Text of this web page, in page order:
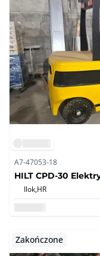
A7-47053-18
HILT CPD-30
Ilok,HR
Zakończone